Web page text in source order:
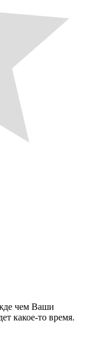
чем Ваши
какое-то время.